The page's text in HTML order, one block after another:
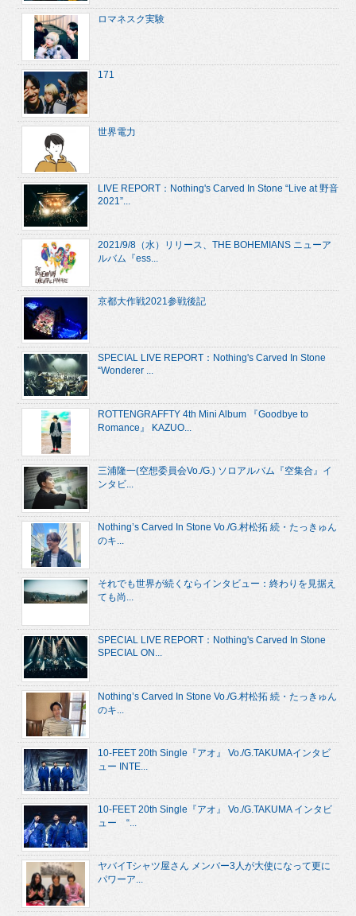
ロマネスク実験
171
世界電力
LIVE REPORT：Nothing's Carved In Stone “Live at 野音
2021”...
2021/9/8（水）リリース、THE BOHEMIANS ニューア
ルバム『ess...
京都大作戦2021参戦後記
SPECIAL LIVE REPORT：Nothing's Carved In Stone
“Wonderer ...
ROTTENGRAFFTY 4th Mini Album 『Goodbye to
Romance』 KAZUO...
三浦隆一(空想委員会Vo./G.) ソロアルバム『空集合』イ
ンタビ...
Nothing’s Carved In Stone Vo./G.村松拓 続・たっきゅん
のキ...
それでも世界が続くならインタビュー：終わりを見据え
ても尚...
SPECIAL LIVE REPORT：Nothing's Carved In Stone
SPECIAL ON...
Nothing’s Carved In Stone Vo./G.村松拓 続・たっきゅん
のキ...
10-FEET 20th Single『アオ』 Vo./G.TAKUMAインタビ
ュー INTE...
10-FEET 20th Single『アオ』 Vo./G.TAKUMA インタビ
ュー “...
ヤバイTシャツ屋さん メンバー3人が大使になって更に
パワーア...